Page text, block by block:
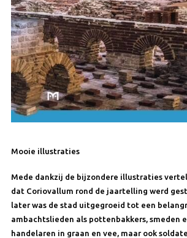
Mooie illustraties
Mede dankzij de bijzondere illustraties
dat Coriovallum rond de jaartelling werd
later was de stad uitgegroeid tot een
ambachtslieden als pottenbakkers, smeden
handelaren in graan en vee, maar ook